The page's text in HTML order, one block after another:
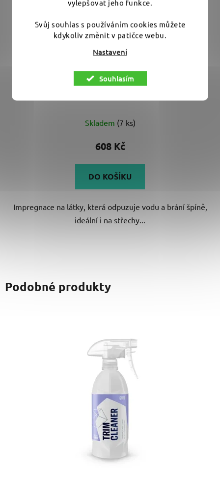
vylepšovat jeho funkce.
Svůj souhlas s používáním cookies můžete
kdykoliv změnit v patičce webu.
Nastavení
Souhlasím
Fictech 616 Splash 250 ml - impregnace tkaniny a
střech kabrioletů
Skladem (7 ks)
608 Kč
DO KOŠÍKU
Impregnace na látky, která odpuzuje vodu a brání špíně,
ideální i na střechy...
Podobné produkty